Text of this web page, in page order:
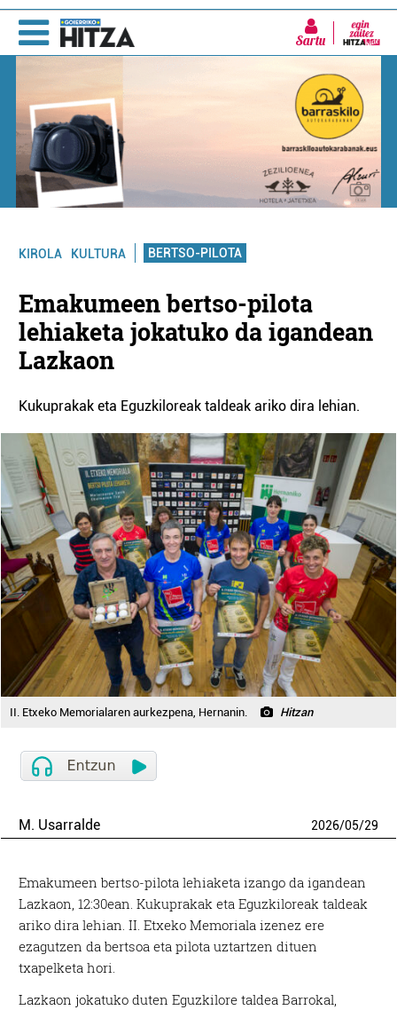
Sartu
KIROLA KULTURA BERTSO-PILOTA
Emakumeen bertso-pilota
lehiaketa jokatuko da igandean
Lazkaon
Kukuprakak eta Eguzkiloreak taldeak ariko dira lehian.
II. Etxeko Memorialaren aurkezpena, Hernanin. Hitzan
M. Usarralde 2026/05/29
Emakumeen bertso-pilota lehiaketa izango da igandean
Lazkaon, 12:30ean. Kukuprakak eta Eguzkiloreak taldeak
ariko dira lehian. II. Etxeko Memoriala izenez ere
ezagutzen da bertsoa eta pilota uztartzen dituen
txapelketa hori.
Lazkaon jokatuko duten Eguzkilore taldea Barrokal,